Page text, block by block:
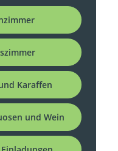
Karaffen
und Wein